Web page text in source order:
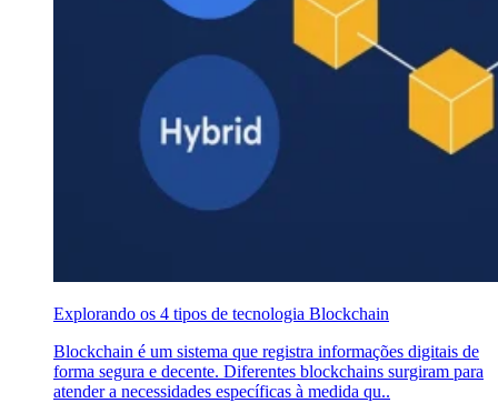
Explorando os 4 tipos de tecnologia Blockchain
Blockchain é um sistema que registra informações digitais de
forma segura e decente. Diferentes blockchains surgiram para
atender a necessidades específicas à medida qu..